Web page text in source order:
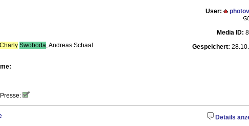
Charly Swoboda, Andreas Schaaf
User:
Media ID:
Gespeichert:
Details